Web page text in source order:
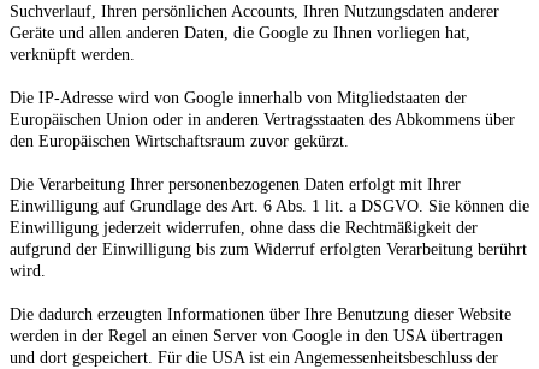
Suchverlauf, Ihren persönlichen Accounts, Ihren Nutzungsdaten anderer
Geräte und allen anderen Daten, die Google zu Ihnen vorliegen hat,
verknüpft werden.
Die IP-Adresse wird von Google innerhalb von Mitgliedstaaten der
Europäischen Union oder in anderen Vertragsstaaten des Abkommens über
den Europäischen Wirtschaftsraum zuvor gekürzt.
Die Verarbeitung Ihrer personenbezogenen Daten erfolgt mit Ihrer
Einwilligung auf Grundlage des Art. 6 Abs. 1 lit. a DSGVO. Sie können die
Einwilligung jederzeit widerrufen, ohne dass die Rechtmäßigkeit der
aufgrund der Einwilligung bis zum Widerruf erfolgten Verarbeitung berührt
wird.
Die dadurch erzeugten Informationen über Ihre Benutzung dieser Website
werden in der Regel an einen Server von Google in den USA übertragen
und dort gespeichert. Für die USA ist ein Angemessenheitsbeschluss der